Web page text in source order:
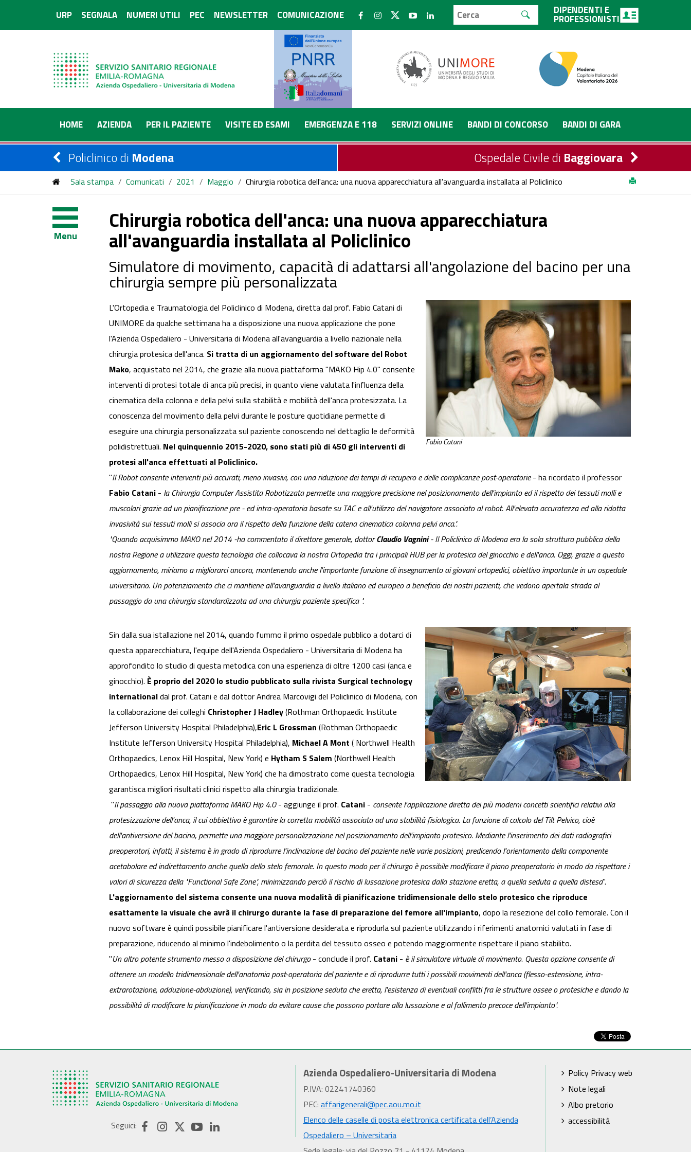
URP SEGNALA NUMERI UTILI PEC NEWSLETTER COMUNICAZIONE DIPENDENTI E
PROFESSIONISTI
HOME AZIENDA PER IL PAZIENTE VISITE ED ESAMI EMERGENZA E 118 SERVIZI ONLINE BANDI DI CONCORSO BANDI DI GARA
Policlinico di Modena Ospedale Civile di Baggiovara
Sala stampa / Comunicati / 2021 / Maggio / Chirurgia robotica dell'anca: una nuova apparecchiatura all'avanguardia installata al Policlinico
Menu
Chirurgia robotica dell'anca: una nuova apparecchiatura
all'avanguardia installata al Policlinico
Simulatore di movimento, capacità di adattarsi all'angolazione del bacino per una
chirurgia sempre più personalizzata
Fabio Catani
L'Ortopedia e Traumatologia del Policlinico di Modena, diretta dal prof. Fabio Catani di
UNIMORE da qualche settimana ha a disposizione una nuova applicazione che pone
l'Azienda Ospedaliero - Universitaria di Modena all'avanguardia a livello nazionale nella
chirurgia protesica dell'anca. Si tratta di un aggiornamento del software del Robot
Mako, acquistato nel 2014, che grazie alla nuova piattaforma "MAKO Hip 4.0" consente
interventi di protesi totale di anca più precisi, in quanto viene valutata l'influenza della
cinematica della colonna e della pelvi sulla stabilità e mobilità dell'anca protesizzata. La
conoscenza del movimento della pelvi durante le posture quotidiane permette di
eseguire una chirurgia personalizzata sul paziente conoscendo nel dettaglio le deformità
polidistrettuali. Nel quinquennio 2015-2020, sono stati più di 450 gli interventi di
protesi all'anca effettuati al Policlinico.
"Il Robot consente interventi più accurati, meno invasivi, con una riduzione dei tempi di recupero e delle complicanze post-operatorie- ha ricordato il professor
Fabio Catani - la Chirurgia Computer Assistita Robotizzata permette una maggiore precisione nel posizionamento dell'impianto ed il rispetto dei tessuti molli e
muscolari grazie ad un pianificazione pre - ed intra-operatoria basate su TAC e all'utilizzo del navigatore associato al robot. All'elevata accuratezza ed alla ridotta
invasività sui tessuti molli si associa ora il rispetto della funzione della catena cinematica colonna pelvi anca.".
"Quando acquisimmo MAKO nel 2014 -ha commentato il direttore generale, dottorClaudio Vagnini-Il Policlinico di Modena era la sola struttura pubblica della
nostra Regione a utilizzare questa tecnologia che collocava la nostra Ortopedia tra i principali HUB per la protesica del ginocchio e dell'anca. Oggi, grazie a questo
aggiornamento, miriamo a migliorarci ancora, mantenendo anche l'importante funzione di insegnamento ai giovani ortopedici, obiettivo importante in un ospedale
universitario. Un potenziamento che ci mantiene all'avanguardia a livello italiano ed europeo a beneficio dei nostri pazienti, che vedono apertala strada al
passaggio da una chirurgia standardizzata ad una chirurgia paziente specifica".
Sin dalla sua istallazione nel 2014, quando fummo il primo ospedale pubblico a dotarci di
questa apparecchiatura, l'equipe dell'Azienda Ospedaliero - Universitaria di Modena ha
approfondito lo studio di questa metodica con una esperienza di oltre 1200 casi (anca e
ginocchio). È proprio del 2020 lo studio pubblicato sulla rivista Surgical technology
internationaldal prof. Catani e dal dottor Andrea Marcovigi del Policlinico di Modena, con
la collaborazione dei colleghi Christopher J Hadley(Rothman Orthopaedic Institute
Jefferson University Hospital Philadelphia),Eric L Grossman (Rothman Orthopaedic
Institute Jefferson University Hospital Philadelphia), Michael A Mont ( Northwell Health
Orthopaedics, Lenox Hill Hospital, New York) e Hytham S Salem (Northwell Health
Orthopaedics, Lenox Hill Hospital, New York) che ha dimostrato come questa tecnologia
garantisca migliori risultati clinici rispetto alla chirurgia tradizionale.
"Il passaggio alla nuova piattaforma MAKO Hip 4.0- aggiunge il prof. Catani - consente l'applicazione diretta dei più moderni concetti scientifici relativi alla
protesizzazione dell'anca, il cui obbiettivo è garantire la corretta mobilità associata ad una stabilità fisiologica. La funzione di calcolo del Tilt Pelvico, cioè
dell'antiversione del bacino, permette una maggiore personalizzazione nel posizionamento dell'impianto protesico. Mediante l'inserimento dei dati radiografici
preoperatori, infatti, il sistema è in grado di riprodurre l'inclinazione del bacino del paziente nelle varie posizioni, predicendo l'orientamento della componente
acetabolare ed indirettamento anche quella dello stelo femorale. In questo modo per il chirurgo è possibile modificare il piano preoperatorio in modo da rispettare i
valori di sicurezza della "Functional Safe Zone", minimizzando perciò il rischio di lussazione protesica dalla stazione eretta, a quella seduta a quella distesa".
L'aggiornamento del sistema consente una nuova modalità di pianificazione tridimensionale dello stelo protesico che riproduce
esattamente la visuale che avrà il chirurgo durante la fase di preparazione del femore all'impianto, dopo la resezione del collo femorale. Con il
nuovo software è quindi possibile pianificare l'antiversione desiderata e riprodurla sul paziente utilizzando i riferimenti anatomici valutati in fase di
preparazione, riducendo al minimo l'indebolimento o la perdita del tessuto osseo e potendo maggiormente rispettare il piano stabilito.
"Un altro potente strumento messo a disposizione del chirurgo- conclude il prof. Catani - è il simulatore virtuale di movimento. Questa opzione consente di
ottenere un modello tridimensionale dell'anatomia post-operatoria del paziente e di riprodurre tutti i possibili movimenti dell'anca (flesso-estensione, intra-
extrarotazione, adduzione-abduzione), verificando, sia in posizione seduta che eretta, l'esistenza di eventuali conflitti fra le strutture ossee o protesiche e dando la
possibilità di modificare la pianificazione in modo da evitare cause che possono portare alla lussazione e al fallimento precoce dell'impianto".
Seguici:
Azienda Ospedaliero-Universitaria di Modena
P.IVA: 02241740360
PEC: affarigenerali@pec.aou.mo.it
Elenco delle caselle di posta elettronica certificata dell’Azienda
Ospedaliero – Universitaria
Policy Privacy web
Note legali
Albo pretorio
accessibilità